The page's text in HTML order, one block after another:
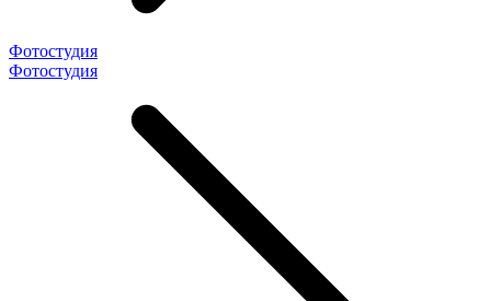
Фотостудия
Фотостудия